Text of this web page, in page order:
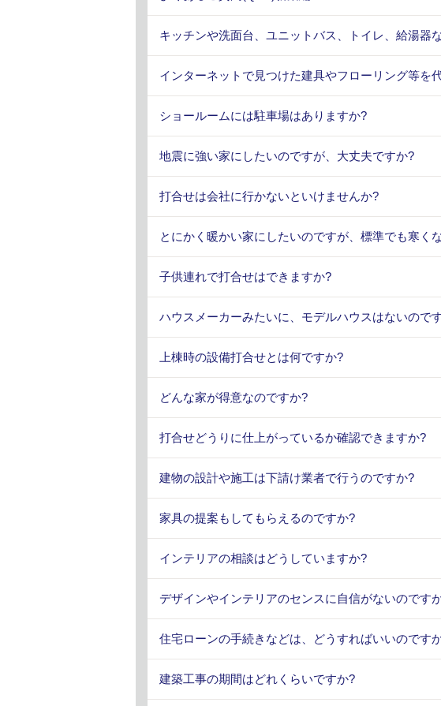
キッチンや洗面台、ユニットバス、トイレ、給湯器
インターネットで見つけた建具やフローリング等を
ショールームには駐車場はありますか?
地震に強い家にしたいのですが、大丈夫ですか?
打合せは会社に行かないといけませんか?
とにかく暖かい家にしたいのですが、標準でも寒く
子供連れで打合せはできますか?
ハウスメーカーみたいに、モデルハウスはないので
上棟時の設備打合せとは何ですか?
どんな家が得意なのですか?
打合せどうりに仕上がっているか確認できますか?
建物の設計や施工は下請け業者で行うのですか?
家具の提案もしてもらえるのですか?
インテリアの相談はどうしていますか?
デザインやインテリアのセンスに自信がないのです
住宅ローンの手続きなどは、どうすればいいのです
建築工事の期間はどれくらいですか?